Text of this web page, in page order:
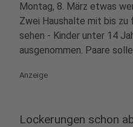
Montag, 8. März etwas
Zwei Haushalte mit bis
sehen - Kinder unter 14
ausgenommen. Paare
Anzeige
Lockerungen schon